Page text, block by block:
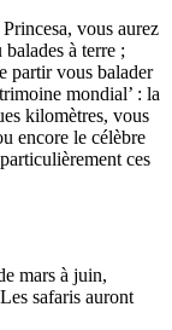
vous aurez
à terre ;
partir vous balader
mondial’ : la
kilomètres, vous
encore le célèbre
ces
mars à juin,
safaris auront